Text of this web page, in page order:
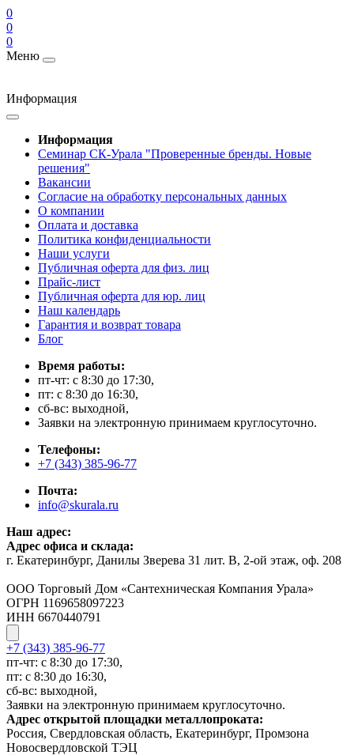
0
0
0
Меню
Информация
Информация
Cеминар СК-Урала "Проверенные бренды. Новые
решения"
Вакансии
Согласие на обработку персональных данных
О компании
Оплата и доставка
Политика конфиденциальности
Наши услуги
Публичная оферта для физ. лиц
Прайс-лист
Публичная оферта для юр. лиц
Наш календарь
Гарантия и возврат товара
Блог
Время работы:
пт-чт: с 8:30 до 17:30,
пт: с 8:30 до 16:30,
сб-вс: выходной,
Заявки на электронную принимаем круглосуточно.
Телефоны:
+7 (343) 385-96-77
Почта:
info@skurala.ru
Наш адрес:
Адрес офиса и склада:
г. Екатеринбург, Данилы Зверева 31 лит. В, 2-ой этаж, оф. 208
ООО Торговый Дом «Сантехническая Компания Урала»
ОГРН 1169658097223
ИНН 6670440791
+7 (343) 385-96-77
пт-чт: с 8:30 до 17:30,
пт: с 8:30 до 16:30,
сб-вс: выходной,
Заявки на электронную принимаем круглосуточно.
Адрес открытой площадки металлопроката:
Россия, Свердловская область, Екатеринбург, Промзона
Новосвердловской ТЭЦ